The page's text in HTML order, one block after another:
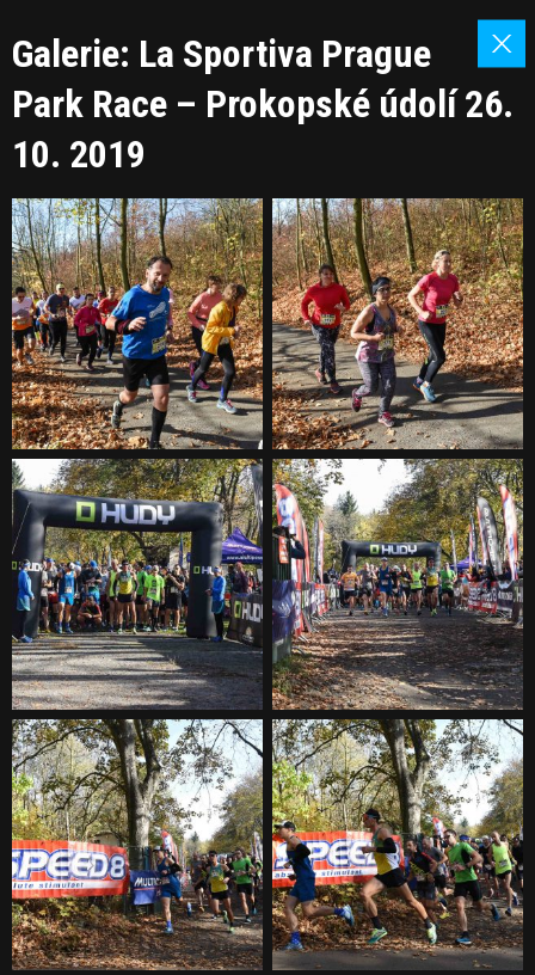
Galerie: La Sportiva Prague
Park Race – Prokopské údolí 26.
10. 2019